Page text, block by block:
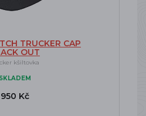
TRUCKER CAP
OUT
kšiltovka
SKLADEM
950 Kč